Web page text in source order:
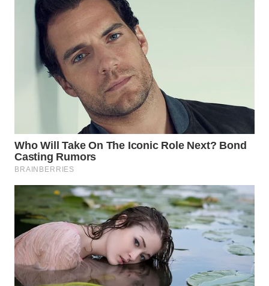
WN
SUMEDANG
WN
CIANJUR
WN
TANGERANG
WN
BINJAI
WN
CIREBON